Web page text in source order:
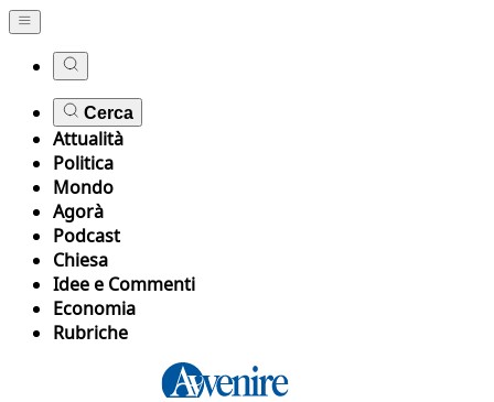
Cerca
Attualità
Politica
Mondo
Agorà
Podcast
Chiesa
Idee e Commenti
Economia
Rubriche